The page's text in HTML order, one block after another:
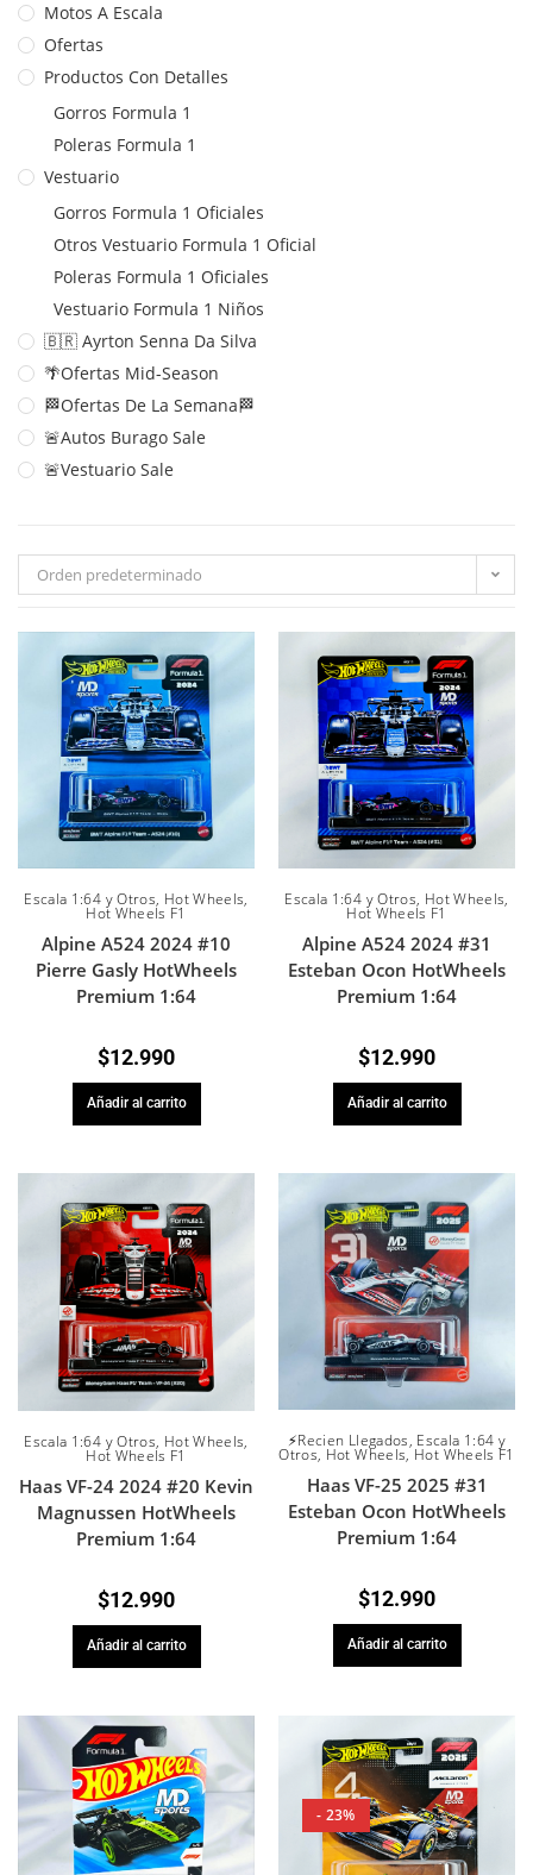
Motos A Escala
Ofertas
Productos Con Detalles
Gorros Formula 1
Poleras Formula 1
Vestuario
Gorros Formula 1 Oficiales
Otros Vestuario Formula 1 Oficial
Poleras Formula 1 Oficiales
Vestuario Formula 1 Niños
🇧🇷 Ayrton Senna Da Silva
🌴Ofertas Mid-Season
🏁Ofertas De La Semana🏁
🚨Autos Burago Sale
🚨Vestuario Sale
Orden predeterminado
Escala 1:64 y Otros, Hot Wheels,
Hot Wheels F1
Alpine A524 2024 #10
Pierre Gasly HotWheels
Premium 1:64
$12.990
Añadir al carrito
Escala 1:64 y Otros, Hot Wheels,
Hot Wheels F1
Alpine A524 2024 #31
Esteban Ocon HotWheels
Premium 1:64
$12.990
Añadir al carrito
Escala 1:64 y Otros, Hot Wheels,
Hot Wheels F1
Haas VF-24 2024 #20 Kevin
Magnussen HotWheels
Premium 1:64
$12.990
Añadir al carrito
⚡Recien Llegados, Escala 1:64 y
Otros, Hot Wheels, Hot Wheels F1
Haas VF-25 2025 #31
Esteban Ocon HotWheels
Premium 1:64
$12.990
Añadir al carrito
- 23%